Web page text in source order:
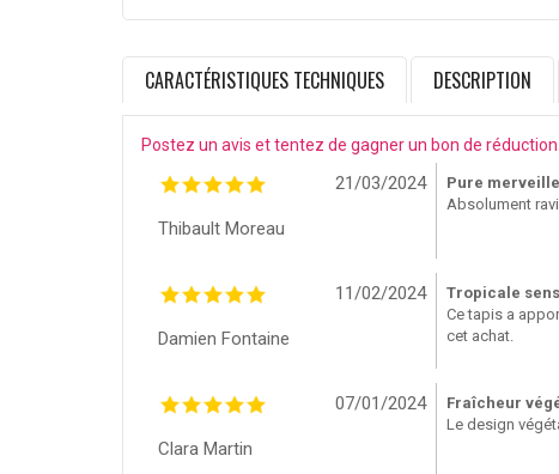
CARACTÉRISTIQUES TECHNIQUES DESCRIPTION
Postez un avis et tentez de gagner un bon de réduction.
21/03/2024
Thibault Moreau
Pure merveille
Absolument
11/02/2024
Damien Fontaine
Tropicale
Ce tapis a
cet achat.
07/01/2024
Clara Martin
Fraîcheur
Le design